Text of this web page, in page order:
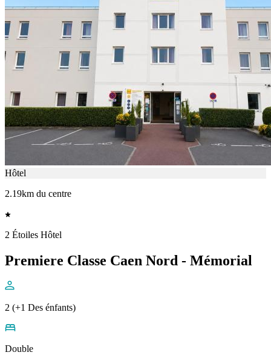
Hôtel
2.19km du centre
2 Étoiles Hôtel
Premiere Classe Caen Nord - Mémorial
2 (+1 Des énfants)
Double